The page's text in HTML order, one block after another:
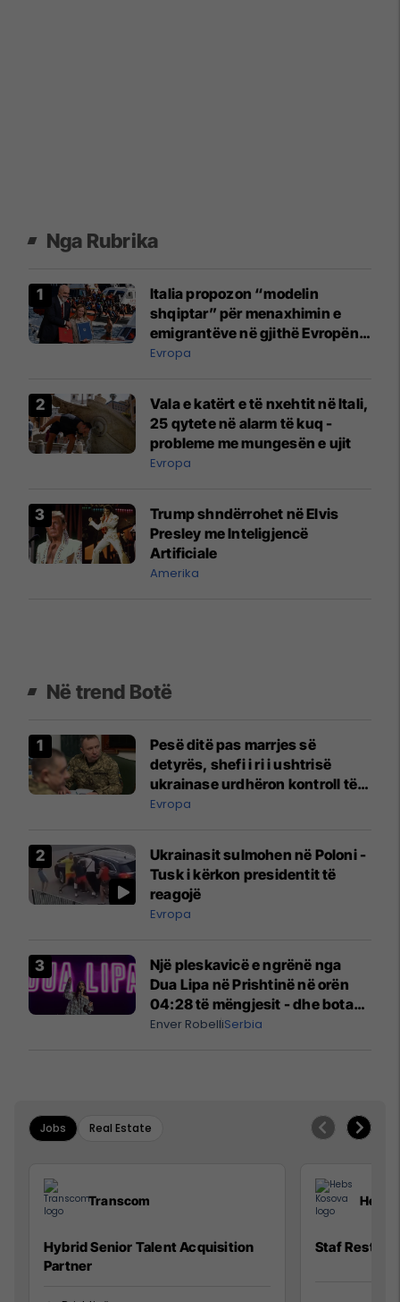
Nga Rubrika
Italia propozon “modelin
shqiptar” për menaxhimin e
emigrantëve në gjithë Evropën -
si funksionon ai?
Evropa
Vala e katërt e të nxehtit në Itali,
25 qytete në alarm të kuq -
probleme me mungesën e ujit
Evropa
Trump shndërrohet në Elvis
Presley me Inteligjencë
Artificiale
Amerika
Në trend Botë
Pesë ditë pas marrjes së
detyrës, shefi i ri i ushtrisë
ukrainase urdhëron kontroll të
madh
Evropa
Ukrainasit sulmohen në Poloni -
Tusk i kërkon presidentit të
reagojë
Evropa
Një pleskavicë e ngrënë nga
Dua Lipa në Prishtinë në orën
04:28 të mëngjesit - dhe bota
digjitale serbe shpall gjendjen e
Enver RobelliSerbia
Jobs Real Estate
Transcom
Hybrid Senior Talent Acquisition
Partner
Hebs
Staf